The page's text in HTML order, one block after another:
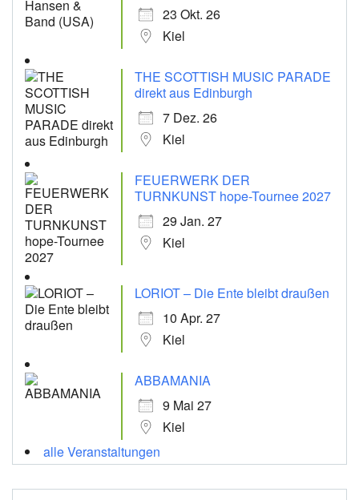
23 Okt. 26
Kiel
THE SCOTTISH MUSIC PARADE
direkt aus Edinburgh
7 Dez. 26
Kiel
FEUERWERK DER
TURNKUNST hope-Tournee 2027
29 Jan. 27
Kiel
LORIOT – Die Ente bleibt draußen
10 Apr. 27
Kiel
ABBAMANIA
9 Mai 27
Kiel
alle Veranstaltungen